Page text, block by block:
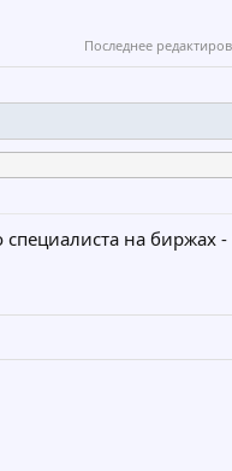
Последнее
на биржах -